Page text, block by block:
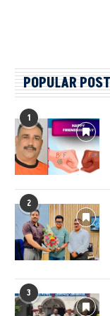
POPULAR
1
2
3